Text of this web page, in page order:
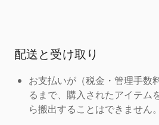
配送と受け取り
お支払いが（税金・管理手数
るまで、購入されたアイテム
ら搬出することはできません。